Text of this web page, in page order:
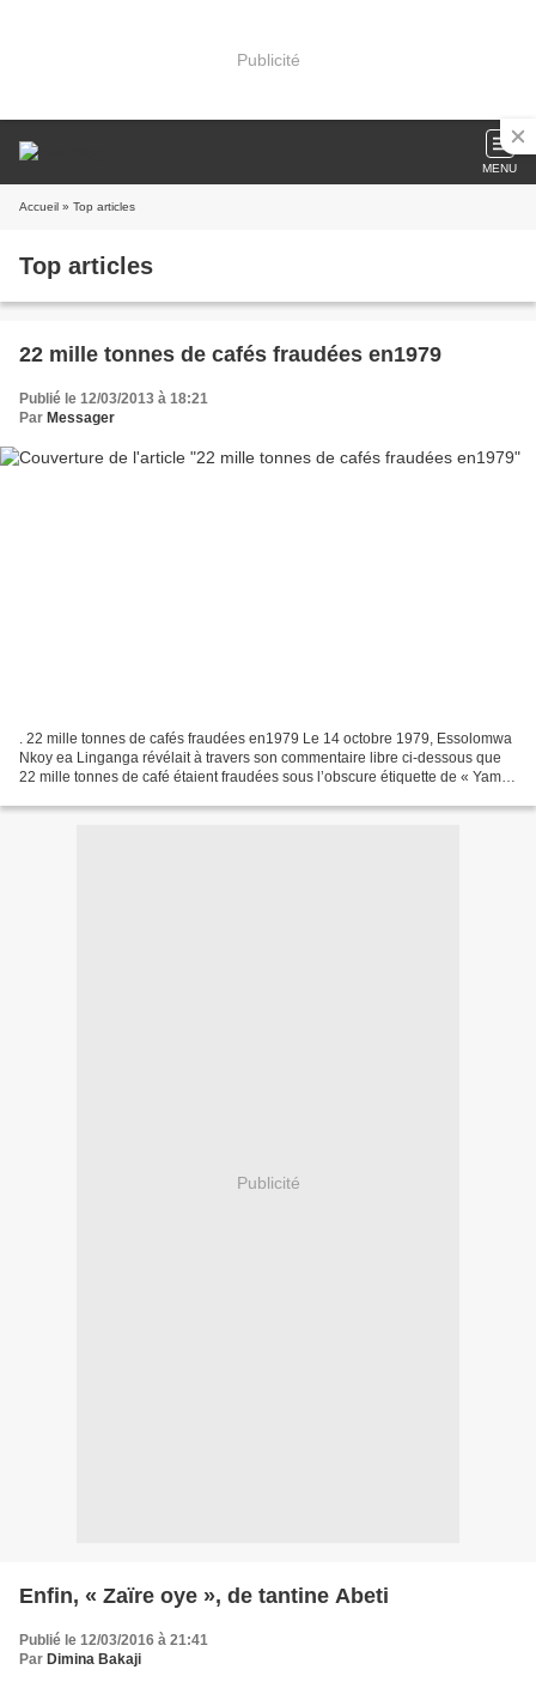
Publicité
MENU
Accueil » Top articles
Top articles
22 mille tonnes de cafés fraudées en1979
Publié le 12/03/2013 à 18:21
Par Messager
. 22 mille tonnes de cafés fraudées en1979 Le 14 octobre 1979, Essolomwa
Nkoy ea Linganga révélait à travers son commentaire libre ci-dessous que
22 mille tonnes de café étaient fraudées sous l’obscure étiquette de « Yam
Publicité
Enfin, « Zaïre oye », de tantine Abeti
Publié le 12/03/2016 à 21:41
Par Dimina Bakaji